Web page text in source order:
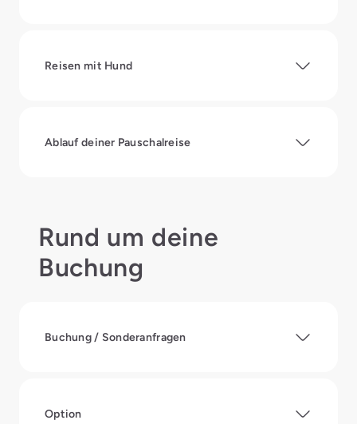
Reisen mit Hund
Ablauf deiner Pauschalreise
Rund um deine
Buchung
Buchung / Sonderanfragen
Option